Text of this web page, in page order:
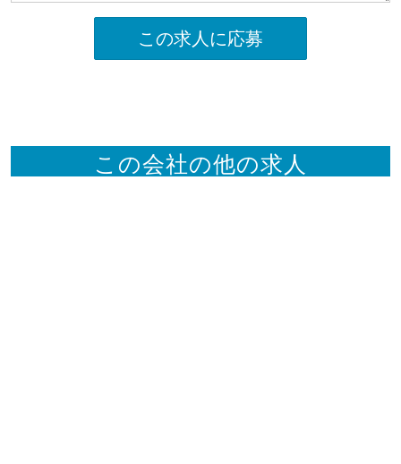
この求人に応募
この会社の他の求人